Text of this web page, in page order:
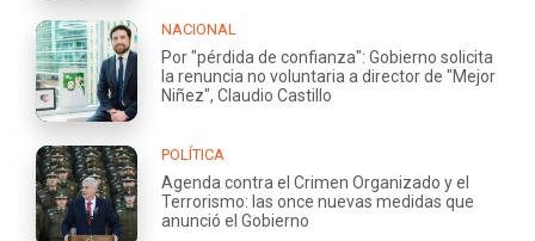
NACIONAL
Por "pérdida de confianza": Gobierno solicita
la renuncia no voluntaria a director de "Mejor
Niñez", Claudio Castillo
POLÍTICA
Agenda contra el Crimen Organizado y el
Terrorismo: las once nuevas medidas que
anunció el Gobierno